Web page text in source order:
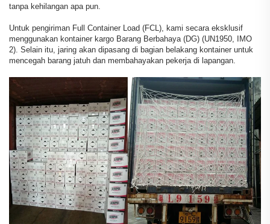
tanpa kehilangan apa pun.
Untuk pengiriman Full Container Load (FCL), kami secara eksklusif
menggunakan kontainer kargo Barang Berbahaya (DG) (UN1950, IMO
2). Selain itu, jaring akan dipasang di bagian belakang kontainer untuk
mencegah barang jatuh dan membahayakan pekerja di lapangan.